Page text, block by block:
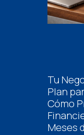
Tu
Plan
Cómo
Meses